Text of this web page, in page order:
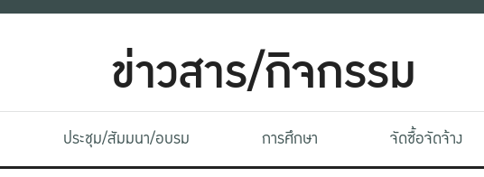
ข่าวสาร/กิจกรรม
ประชุม/สัมมนา/อบรม การศึกษา จัดซื้อจัดจ้าง